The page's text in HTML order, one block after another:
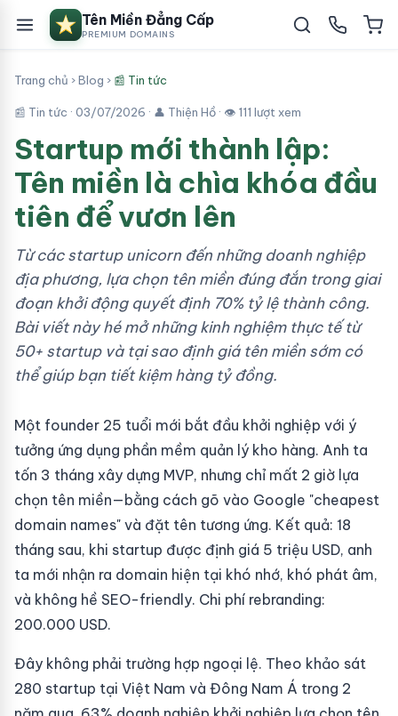
Tên Miền Đẳng Cấp
PREMIUM DOMAINS
Trang chủ ›Blog › 📰 Tin tức
📰 Tin tức · 03/07/2026 · 👤 Thiện Hồ · 👁 111 lượt xem
Startup mới thành lập:
Tên miền là chìa khóa đầu
tiên để vươn lên
Từ các startup unicorn đến những doanh nghiệp
địa phương, lựa chọn tên miền đúng đắn trong giai
đoạn khởi động quyết định 70% tỷ lệ thành công.
Bài viết này hé mở những kinh nghiệm thực tế từ
50+ startup và tại sao định giá tên miền sớm có
thể giúp bạn tiết kiệm hàng tỷ đồng.
Một founder 25 tuổi mới bắt đầu khởi nghiệp với ý
tưởng ứng dụng phần mềm quản lý kho hàng. Anh ta
tốn 3 tháng xây dựng MVP, nhưng chỉ mất 2 giờ lựa
chọn tên miền—bằng cách gõ vào Google "cheapest
domain names" và đặt tên tương ứng. Kết quả: 18
tháng sau, khi startup được định giá 5 triệu USD, anh
ta mới nhận ra domain hiện tại khó nhớ, khó phát âm,
và không hề SEO-friendly. Chi phí rebranding:
200.000 USD.
Đây không phải trường hợp ngoại lệ. Theo khảo sát
280 startup tại Việt Nam và Đông Nam Á trong 2